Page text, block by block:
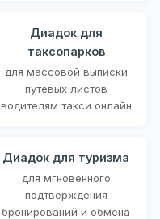
Диадок для
таксопарков
для массовой выписки
путевых листов
водителям такси онлайн
Диадок для туризма
для мгновенного
подтверждения
бронирований и обмена